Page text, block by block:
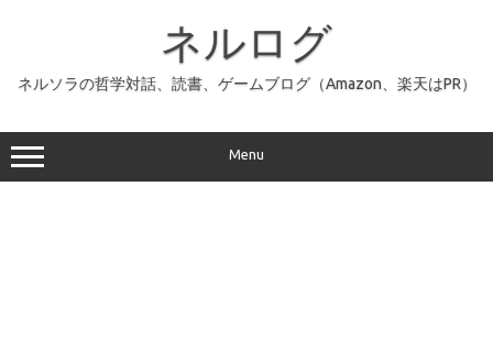
ッ
プ
ネルログ
ネルソラの哲学対話、読書、ゲームブログ（Amazon、楽天はPR）
Menu